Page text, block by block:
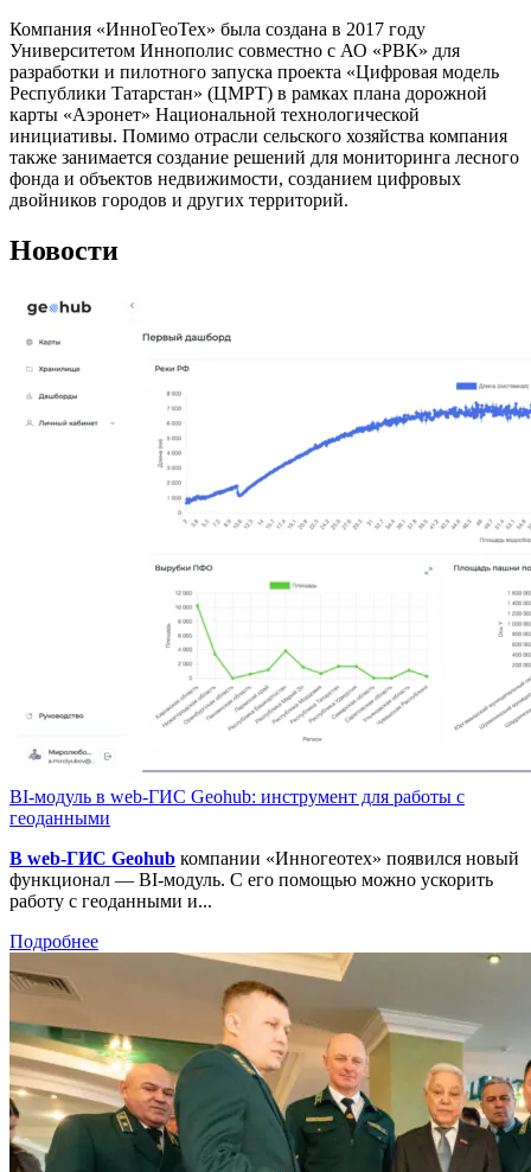
Компания «ИнноГеоТех» была создана в 2017 году
Университетом Иннополис совместно с АО «РВК» для
разработки и пилотного запуска проекта «Цифровая модель
Республики Татарстан» (ЦМРТ) в рамках плана дорожной
карты «Аэронет» Национальной технологической
инициативы. Помимо отрасли сельского хозяйства компания
также занимается создание решений для мониторинга лесного
фонда и объектов недвижимости, созданием цифровых
двойников городов и других территорий.
Новости
BI-модуль в web-ГИС Geohub: инструмент для работы с
геоданными
В web-ГИС Geohub компании «Инногеотех» появился новый
функционал — BI-модуль. С его помощью можно ускорить
работу с геоданными и...
Подробнее